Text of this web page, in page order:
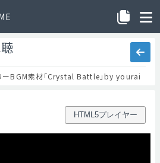
ーBGM素材「Crystal Battle」by yourai
HTML5プレイヤー